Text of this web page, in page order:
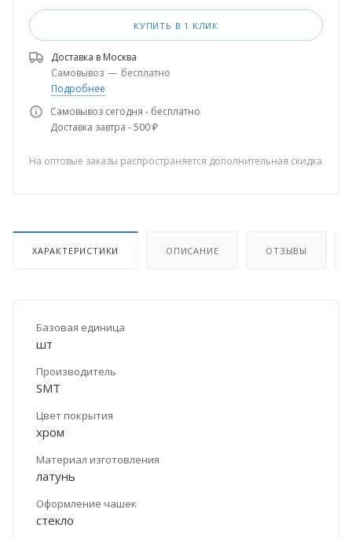
КУПИТЬ В 1 КЛИК
Доставка в Москва
Самовывоз — бесплатно
Подробнее
Самовывоз сегодня - бесплатно
Доставка завтра - 500 ₽
На оптовые заказы распространяется дополнительная скидка
ХАРАКТЕРИСТИКИ ОПИСАНИЕ ОТЗЫВЫ
Базовая единица
шт
Производитель
SMT
Цвет покрытия
хром
Материал изготовления
латунь
Оформление чашек
стекло